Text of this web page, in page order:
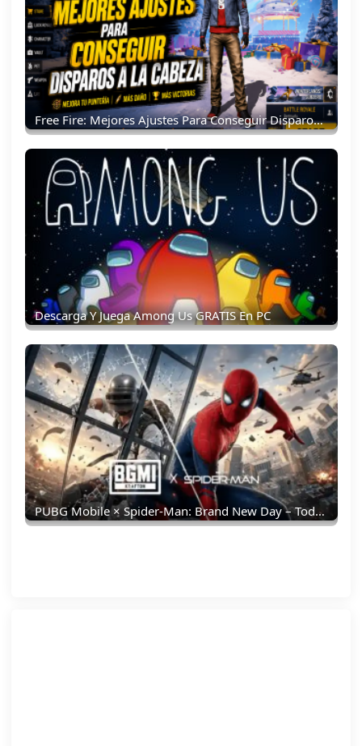
Free Fire: Mejores Ajustes Para Conseguir Disparos A La Cabeza
Descarga Y Juega Among Us GRATIS En PC
PUBG Mobile × Spider-Man: Brand New Day – Todo Lo Que Debes Saber: Skins, Fecha, Recompensas Y Más